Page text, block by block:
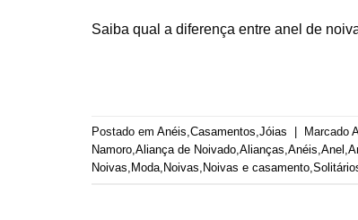
Saiba qual a diferença entre anel de
Postado em Anéis Casamentos Jóias Marcado
Namoro Aliança de Noivado Alianças Anéis Anel
Noivas Moda Noivas Noivas e casamento